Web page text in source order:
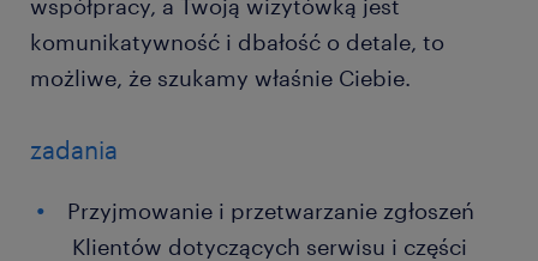
współpracy, a Twoją wizytówką jest
komunikatywność i dbałość o detale, to
możliwe, że szukamy właśnie Ciebie.
zadania
Przyjmowanie i przetwarzanie zgłoszeń
Klientów dotyczących serwisu i części